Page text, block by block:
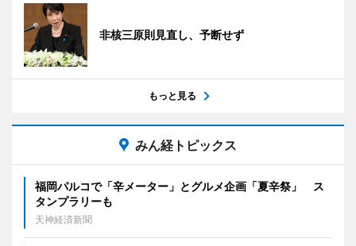
非核三原則見直し、予断せず
もっと見る
みん経トピックス
福岡パルコで「辛メーター」とグルメ企画「夏辛祭」 ス
タンプラリーも
天神経済新聞